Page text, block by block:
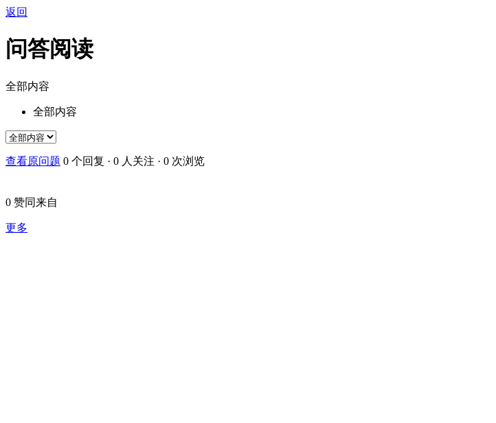
返回
问答阅读
全部内容
全部内容
查看原问题 0 个回复 · 0 人关注 · 0 次浏览
0 赞同来自
更多